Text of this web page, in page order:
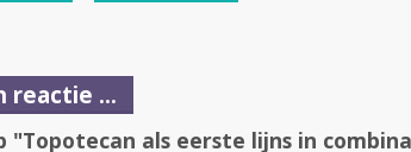
reactie ...
"Topotecan als eerste lijns in